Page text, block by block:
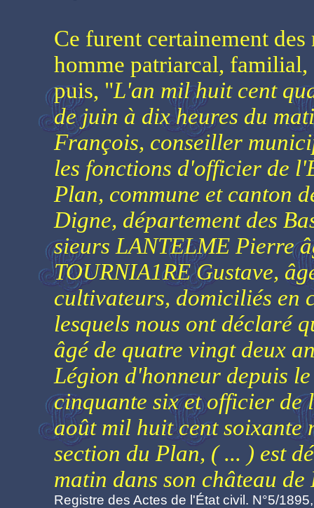
Ce furent certainement
homme patriarcal, familial,
puis, "L'an mil huit cent
de juin à dix heures du
François, conseiller
les fonctions d'officier de
Plan, commune et canton
Digne, département des
sieurs LANTELME Pierre
TOURNIA1RE Gustave,
cultivateurs, domiciliés en
lesquels nous ont déclaré
âgé de quatre vingt deux
Légion d'honneur depuis
cinquante six et officier de
août mil huit cent soixante
section du Plan, ( ... ) est
matin dans son château
Registre des Actes de l'État civil. N°5/